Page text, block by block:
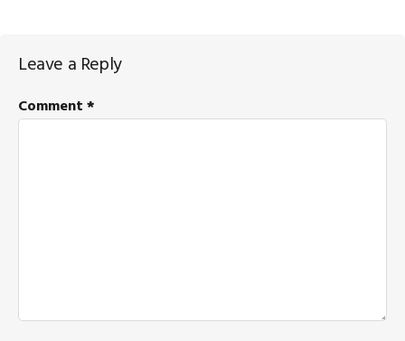
Reader
Interactions
Leave a Reply
Comment*